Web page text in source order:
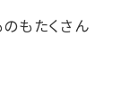
もたくさん